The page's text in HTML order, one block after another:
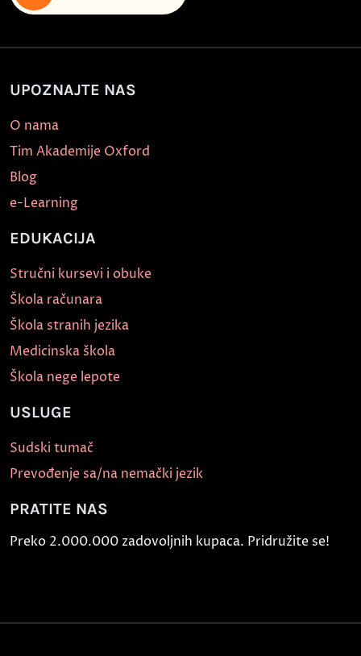
UPOZNAJTE NAS
O nama
Tim Akademije Oxford
Blog
e-Learning
EDUKACIJA
Stručni kursevi i obuke
Škola računara
Škola stranih jezika
Medicinska škola
Škola nege lepote
USLUGE
Sudski tumač
Prevođenje sa/na nemački jezik
PRATITE NAS
Preko 2.000.000 zadovoljnih kupaca. Pridružite se!